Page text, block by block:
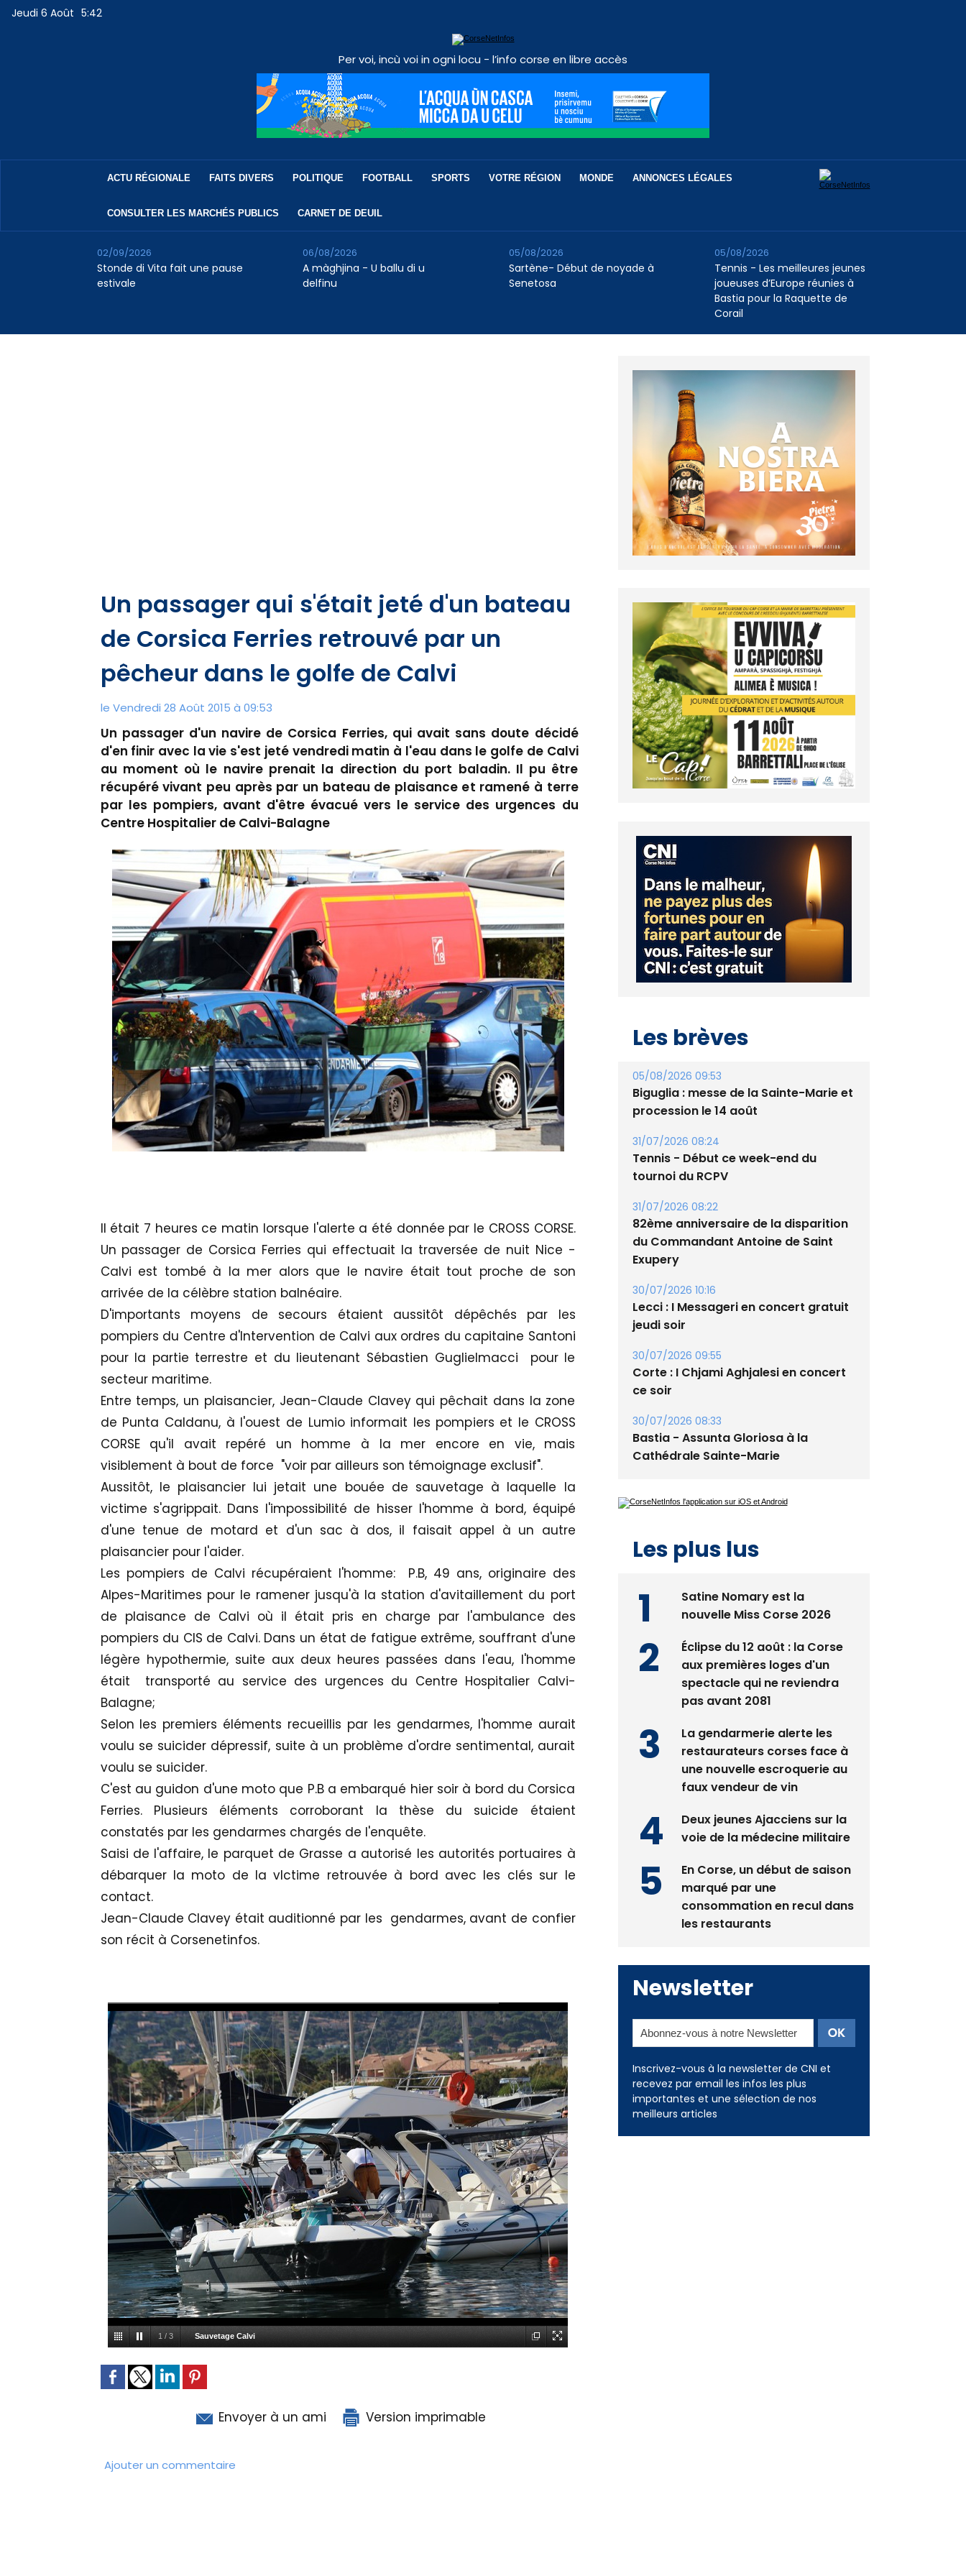
Jeudi 6 Août 5:42
Per voi, incù voi in ogni locu - l’info corse en libre accès
ACTU RÉGIONALE FAITS DIVERS POLITIQUE FOOTBALL SPORTS VOTRE RÉGION MONDE ANNONCES LÉGALES
CONSULTER LES MARCHÉS PUBLICS CARNET DE DEUIL
Stonde di Vita fait une pause
estivale
02/09/2026
A màghjina - U ballu di u
delfinu
06/08/2026
Sartène- Début de noyade à
Senetosa
05/08/2026
Tennis - Les meilleures jeunes
joueuses d’Europe réunies à
Bastia pour la Raquette de
Corail
05/08/2026
Un passager qui s'était jeté d'un bateau
de Corsica Ferries retrouvé par un
pêcheur dans le golfe de Calvi
le Vendredi 28 Août 2015 à 09:53
Un passager d'un navire de Corsica Ferries, qui avait sans doute décidé
d'en finir avec la vie s'est jeté vendredi matin à l'eau dans le golfe de Calvi
au moment où le navire prenait la direction du port baladin. Il pu être
récupéré vivant peu après par un bateau de plaisance et ramené à terre
par les pompiers, avant d'être évacué vers le service des urgences du
Centre Hospitalier de Calvi-Balagne
Il était 7 heures ce matin lorsque l'alerte a été donnée par le CROSS CORSE.
Un passager de Corsica Ferries qui effectuait la traversée de nuit Nice -
Calvi est tombé à la mer alors que le navire était tout proche de son
arrivée de la célèbre station balnéaire.
D'importants moyens de secours étaient aussitôt dépêchés par les
pompiers du Centre d'Intervention de Calvi aux ordres du capitaine Santoni
pour la partie terrestre et du lieutenant Sébastien Guglielmacci pour le
secteur maritime.
Entre temps, un plaisancier, Jean-Claude Clavey qui pêchait dans la zone
de Punta Caldanu, à l'ouest de Lumio informait les pompiers et le CROSS
CORSE qu'il avait repéré un homme à la mer encore en vie, mais
visiblement à bout de force "voir par ailleurs son témoignage exclusif".
Aussitôt, le plaisancier lui jetait une bouée de sauvetage à laquelle la
victime s'agrippait. Dans l'impossibilité de hisser l'homme à bord, équipé
d'une tenue de motard et d'un sac à dos, il faisait appel à un autre
plaisancier pour l'aider.
Les pompiers de Calvi récupéraient l'homme: P.B, 49 ans, originaire des
Alpes-Maritimes pour le ramener jusqu'à la station d'avitaillement du port
de plaisance de Calvi où il était pris en charge par l'ambulance des
pompiers du CIS de Calvi. Dans un état de fatigue extrême, souffrant d'une
légère hypothermie, suite aux deux heures passées dans l'eau, l'homme
était transporté au service des urgences du Centre Hospitalier Calvi-
Balagne;
Selon les premiers éléments recueillis par les gendarmes, l'homme aurait
voulu se suicider dépressif, suite à un problème d'ordre sentimental, aurait
voulu se suicider.
C'est au guidon d'une moto que P.B a embarqué hier soir à bord du Corsica
Ferries. Plusieurs éléments corroborant la thèse du suicide étaient
constatés par les gendarmes chargés de l'enquête.
Saisi de l'affaire, le parquet de Grasse a autorisé les autorités portuaires à
débarquer la moto de la vIctime retrouvée à bord avec les clés sur le
contact.
Jean-Claude Clavey était auditionné par les gendarmes, avant de confier
son récit à Corsenetinfos.
1 / 3 Sauvetage Calvi
Envoyer à un ami Version imprimable
Ajouter un commentaire
Les brèves
05/08/2026 09:53
Biguglia : messe de la Sainte-Marie et
procession le 14 août
31/07/2026 08:24
Tennis - Début ce week-end du
tournoi du RCPV
31/07/2026 08:22
82ème anniversaire de la disparition
du Commandant Antoine de Saint
Exupery
30/07/2026 10:16
Lecci : I Messageri en concert gratuit
jeudi soir
30/07/2026 09:55
Corte : I Chjami Aghjalesi en concert
ce soir
30/07/2026 08:33
Bastia - Assunta Gloriosa à la
Cathédrale Sainte-Marie
Les plus lus
Satine Nomary est la
nouvelle Miss Corse 2026
Éclipse du 12 août : la Corse
aux premières loges d'un
spectacle qui ne reviendra
pas avant 2081
La gendarmerie alerte les
restaurateurs corses face à
une nouvelle escroquerie au
faux vendeur de vin
Deux jeunes Ajacciens sur la
voie de la médecine militaire
En Corse, un début de saison
marqué par une
consommation en recul dans
les restaurants
Newsletter
Inscrivez-vous à la newsletter de CNI et
recevez par email les infos les plus
importantes et une sélection de nos
meilleurs articles